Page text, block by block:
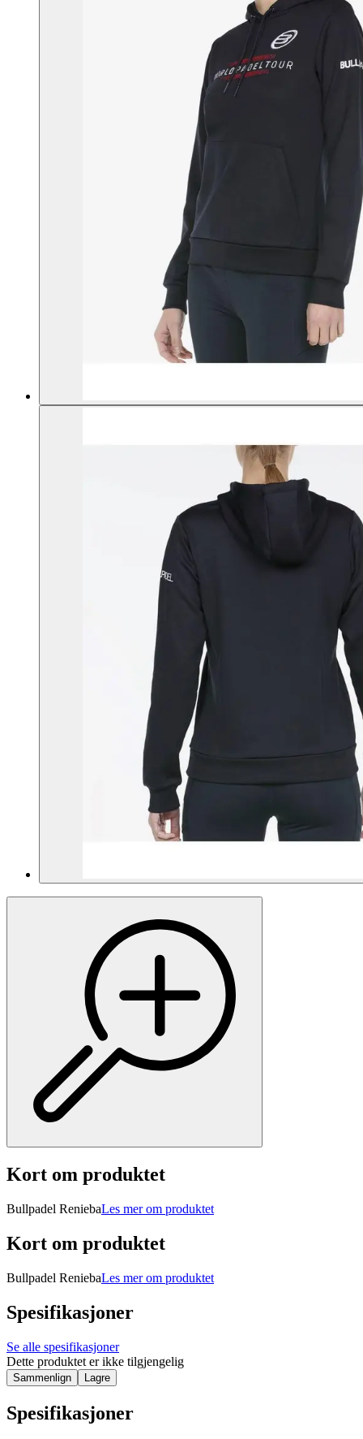
Kort om produktet
Bullpadel ReniebaLes mer om produktet
Kort om produktet
Bullpadel ReniebaLes mer om produktet
Spesifikasjoner
Se alle spesifikasjoner
Dette produktet er ikke tilgjengelig
Sammenlign Lagre
Spesifikasjoner